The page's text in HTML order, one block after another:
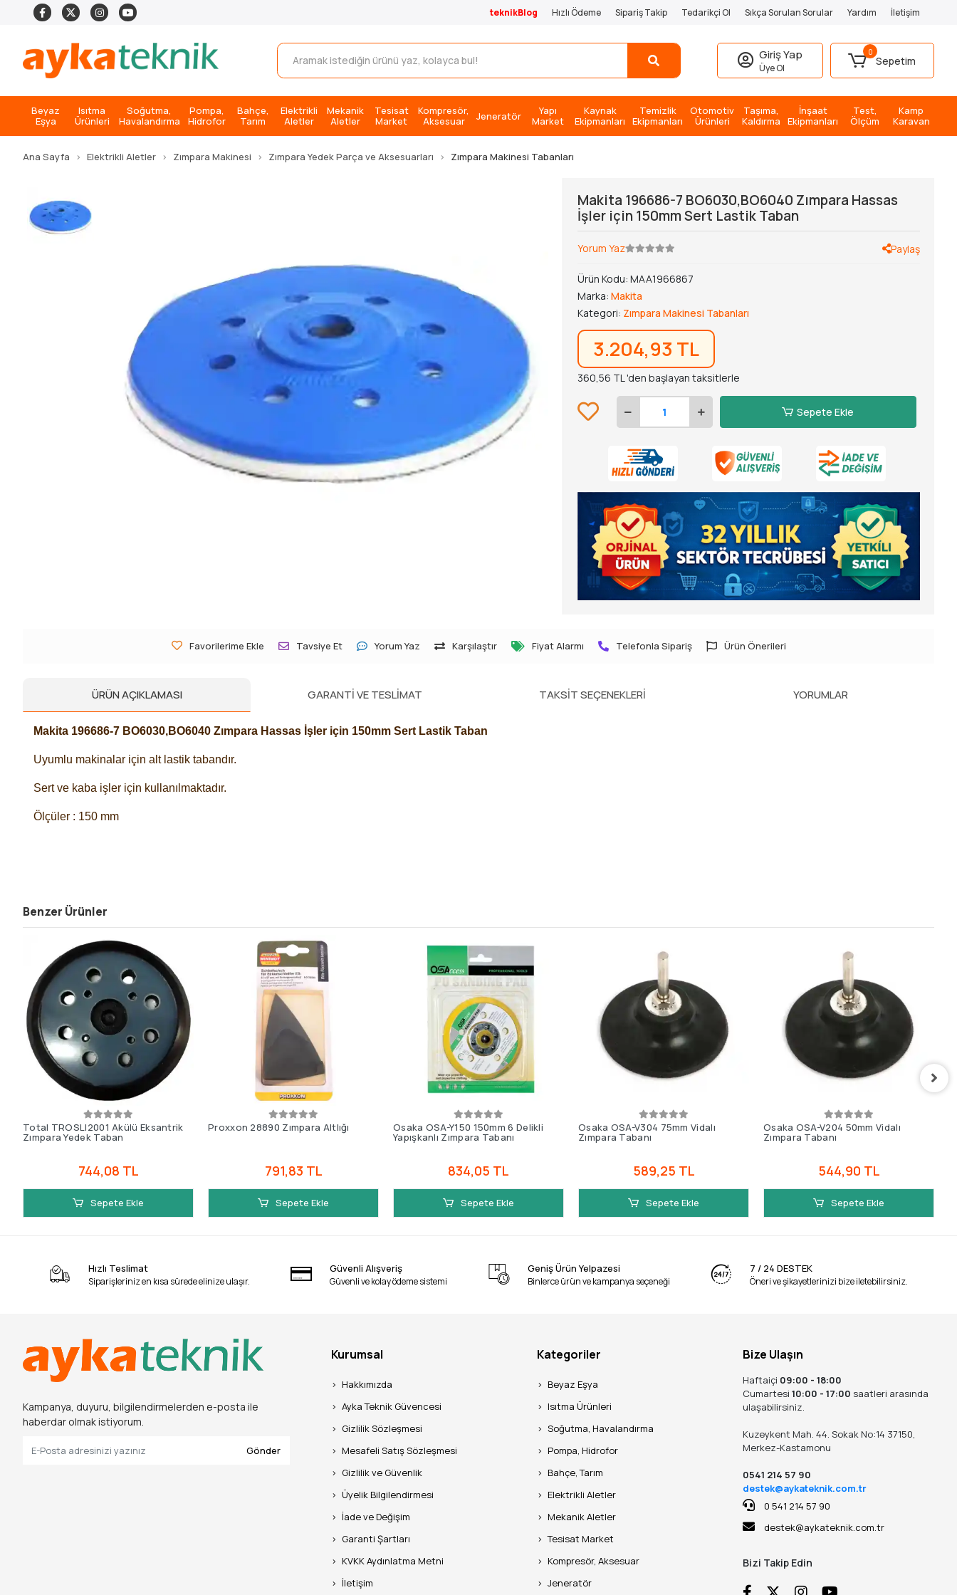
teknikBlog Hızlı Ödeme Sipariş Takip Tedarikçi Ol Sıkça Sorulan Sorular Yardım İletişim
Giriş Yap
Üye Ol
0
Sepetim
Beyaz
Eşya
Isıtma
Ürünleri
Soğutma,
Havalandırma
Pompa,
Hidrofor
Bahçe,
Tarım
Elektrikli
Aletler
Mekanik
Aletler
Tesisat
Market
Kompresör,
Aksesuar
Jeneratör
Yapı
Market
Kaynak
Ekipmanları
Temizlik
Ekipmanları
Otomotiv
Ürünleri
Taşıma,
Kaldırma
İnşaat
Ekipmanları
Test,
Ölçüm
Kamp
Karavan
Ana Sayfa Elektrikli Aletler Zımpara Makinesi Zımpara Yedek Parça ve Aksesuarları Zımpara Makinesi Tabanları
Makita 196686-7 BO6030,BO6040 Zımpara Hassas
İşler için 150mm Sert Lastik Taban
Yorum Yaz Paylaş
Ürün Kodu:MAA1966867
Marka:Makita
Kategori: Zımpara Makinesi Tabanları
3.204,93 TL
360,56 TL 'den başlayan taksitlerle
Sepete Ekle
Favorilerime Ekle Tavsiye Et Yorum Yaz Karşılaştır Fiyat Alarmı Telefonla Sipariş Ürün Önerileri
ÜRÜN AÇIKLAMASI GARANTI VE TESLIMAT TAKSIT SEÇENEKLERI YORUMLAR
Makita 196686-7 BO6030,BO6040 Zımpara Hassas İşler için 150mm Sert Lastik Taban
Uyumlu makinalar için alt lastik tabandır.
Sert ve kaba işler için kullanılmaktadır.
Ölçüler : 150 mm
Benzer Ürünler
Total TROSLI2001 Akülü Eksantrik
Zımpara Yedek Taban
744,08 TL
Sepete Ekle
Proxxon 28890 Zımpara Altlığı
791,83 TL
Sepete Ekle
Osaka OSA-Y150 150mm 6 Delikli
Yapışkanlı Zımpara Tabanı
834,05 TL
Sepete Ekle
Osaka OSA-V304 75mm Vidalı
Zımpara Tabanı
589,25 TL
Sepete Ekle
Osaka OSA-V204 50mm Vidalı
Zımpara Tabanı
544,90 TL
Sepete Ekle
Hızlı Teslimat
Siparişleriniz en kısa sürede elinize ulaşır.
Güvenli Alışveriş
Güvenli ve kolay ödeme sistemi
Geniş Ürün Yelpazesi
Binlerce ürün ve kampanya seçeneği
7 / 24 DESTEK
Öneri ve şikayetlerinizi bize iletebilirsiniz.
Kampanya, duyuru, bilgilendirmelerden e-posta ile
haberdar olmak istiyorum.
Gönder
Kurumsal
Hakkımızda
Ayka Teknik Güvencesi
Gizlilik Sözleşmesi
Mesafeli Satış Sözleşmesi
Gizlilik ve Güvenlik
Üyelik Bilgilendirmesi
İade ve Değişim
Garanti Şartları
KVKK Aydınlatma Metni
İletişim
Kategoriler
Beyaz Eşya
Isıtma Ürünleri
Soğutma, Havalandırma
Pompa, Hidrofor
Bahçe, Tarım
Elektrikli Aletler
Mekanik Aletler
Tesisat Market
Kompresör, Aksesuar
Jeneratör
Bize Ulaşın
Haftaiçi 09:00 - 18:00
Cumartesi10:00 - 17:00 saatleri arasında
ulaşabilirsiniz.
Kuzeykent Mah. 44. Sokak No:14 37150,
Merkez-Kastamonu
0541 214 57 90
destek@aykateknik.com.tr
0 541 214 57 90
destek@aykateknik.com.tr
Bizi Takip Edin